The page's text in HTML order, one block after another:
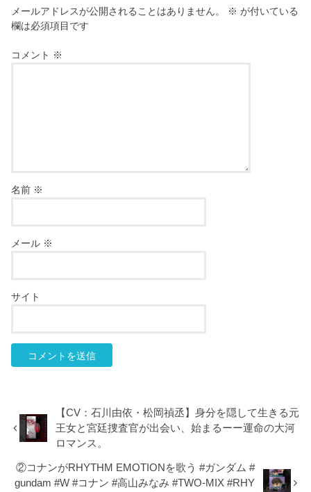
メールアドレスが公開されることはありません。 ※ が付いている
欄は必須項目です
コメント ※
名前 ※
メール ※
サイト
【CV：石川由依・松岡禎丞】身分を隠して生きる元
王女と宮廷捜査官が出会い、始まるーー運命の大河
ロマンス。
②コナンがRHYTHM EMOTIONを歌う #ガンダム #
gundam #W #コナン #高山みなみ #TWO-MIX #RHY